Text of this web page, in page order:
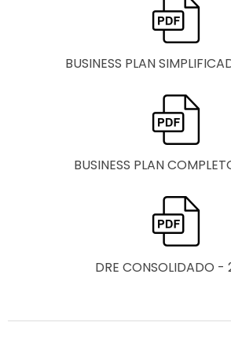
BUSINESS PLAN
BUSINESS PLAN
DRE CONSOLIDADO -